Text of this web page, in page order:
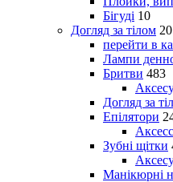
Бігуді 10
Догляд за тілом
перейти в
Лампи
Бритви 483
Догляд за
Епілятори
Зубні щітки
Манікюрні